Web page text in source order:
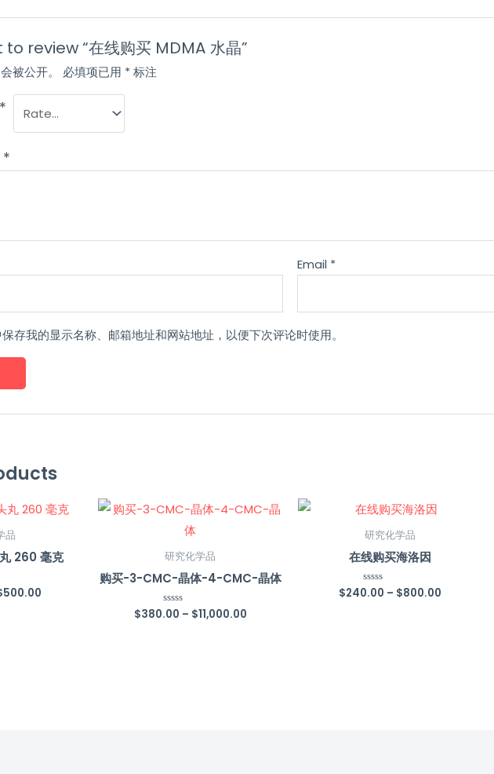
review “在线购买 MDMA 水晶”
被公开。 必填项已用 *标注
*
*
Email *
存我的显示名称、邮箱地址和网站地址，以便下次评论时使用。
品
260 毫克
500.00
研究化学品
购买-3-CMC-晶体-4-CMC-晶体
Rated
0
$380.00 – $11,000.00
研究化学品
在线购买海洛因
Rated
0
$240.00 – $800.00